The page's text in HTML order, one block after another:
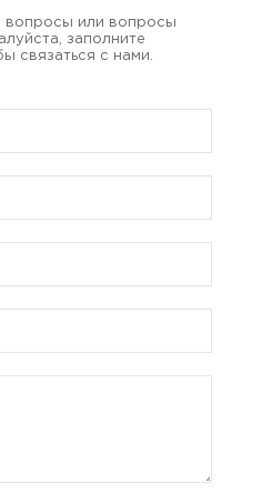
вопросы или вопросы
заполните
связаться с нами.